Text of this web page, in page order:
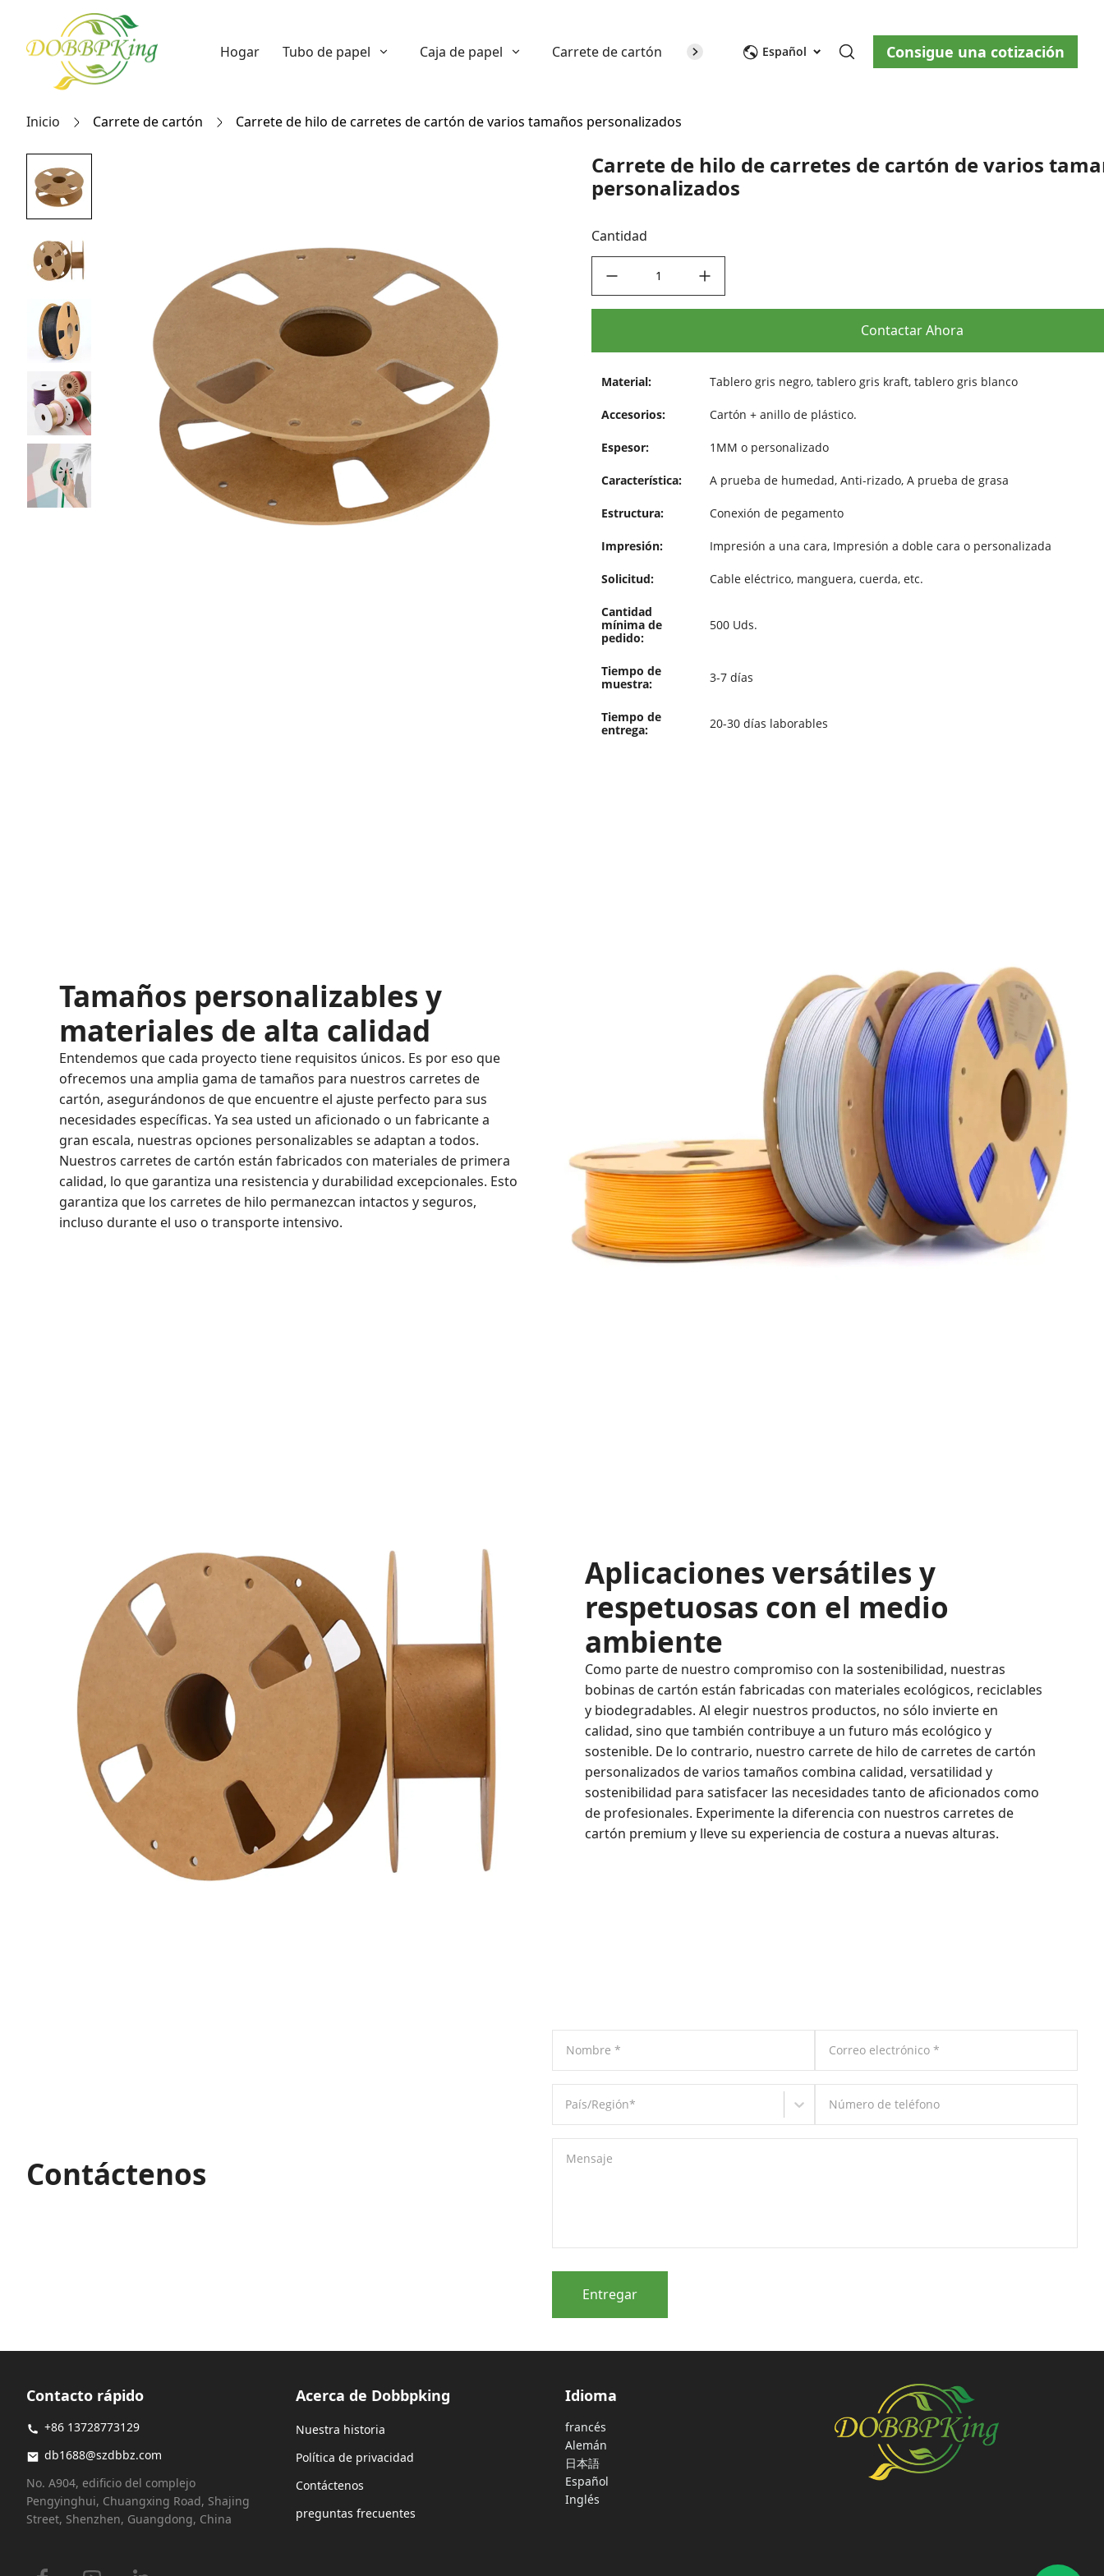
Hogar Tubo de papel Caja de papel Carrete de cartón Sobre nosotros Blog Contáctenos
Español Consigue una cotización
Inicio Carrete de cartón Carrete de hilo de carretes de cartón de varios tamaños personalizados
Carrete de hilo de carretes de cartón de varios
personalizados
Cantidad
Contactar Ahora
Material: Tablero gris negro, tablero gris kraft, tablero gris blanco
Accesorios: Cartón + anillo de plástico.
Espesor: 1MM o personalizado
Característica: A prueba de humedad, Anti-rizado, A prueba de grasa
Estructura: Conexión de pegamento
Impresión: Impresión a una cara, Impresión a doble cara o personalizada
Solicitud: Cable eléctrico, manguera, cuerda, etc.
Cantidad
mínima de
pedido:
500 Uds.
Tiempo de
muestra:
3-7 días
Tiempo de
entrega:
20-30 días laborables
Tamaños personalizables y
materiales de alta calidad
Entendemos que cada proyecto tiene requisitos únicos. Es por eso que
ofrecemos una amplia gama de tamaños para nuestros carretes de
cartón, asegurándonos de que encuentre el ajuste perfecto para sus
necesidades específicas. Ya sea usted un aficionado o un fabricante a
gran escala, nuestras opciones personalizables se adaptan a todos.
Nuestros carretes de cartón están fabricados con materiales de primera
calidad, lo que garantiza una resistencia y durabilidad excepcionales. Esto
garantiza que los carretes de hilo permanezcan intactos y seguros,
incluso durante el uso o transporte intensivo.
Aplicaciones versátiles y
respetuosas con el medio
ambiente
Como parte de nuestro compromiso con la sostenibilidad, nuestras
bobinas de cartón están fabricadas con materiales ecológicos, reciclables
y biodegradables. Al elegir nuestros productos, no sólo invierte en
calidad, sino que también contribuye a un futuro más ecológico y
sostenible. De lo contrario, nuestro carrete de hilo de carretes de cartón
personalizados de varios tamaños combina calidad, versatilidad y
sostenibilidad para satisfacer las necesidades tanto de aficionados como
de profesionales. Experimente la diferencia con nuestros carretes de
cartón premium y lleve su experiencia de costura a nuevas alturas.
Contáctenos
Nombre * Correo electrónico *
País/Región* Número de teléfono
Mensaje
Entregar
Contacto rápido
+86 13728773129
db1688@szdbbz.com
No. A904, edificio del complejo
Pengyinghui, Chuangxing Road, Shajing
Street, Shenzhen, Guangdong, China
Acerca de Dobbpking
Nuestra historia
Política de privacidad
Contáctenos
preguntas frecuentes
Idioma
francés
Alemán
日本語
Español
Inglés